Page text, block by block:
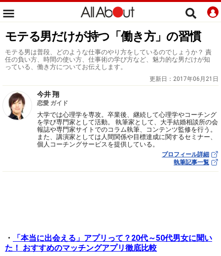
モテる男だけが持つ「働き方」の習慣
モテる男は普段、どのような仕事のやり方をしているのでしょうか？ 責
任の負い方、時間の使い方、仕事術の学び方など、魅力的な男だけが知
っている、働き方についてお伝えします。
更新日： 2017年06月21日
今井 翔
恋愛 ガイド
大学では心理学を専攻。卒業後、継続して心理学やコーチング
を学び専門家として活動。 執筆家として、大手結婚相談所の会
報誌や専門家サイトでのコラム執筆、コンテンツ監修を行う。
また、講演家としては人間関係や目標達成に関するセミナー、
個人コーチングサービスを提供している。
プロフィール詳細
執筆記事一覧
・
「本当に出会える」アプリって？20代～50代男女に聞い
た！ おすすめのマッチングアプリ徹底比較